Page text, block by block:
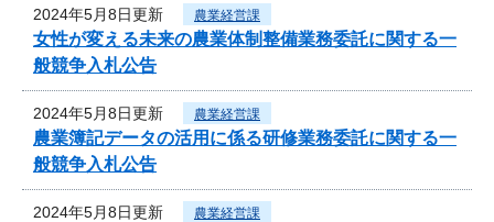
2024年5月8日更新 農業経営課
女性が変える未来の農業体制整備業務委託に関する一
般競争入札公告
2024年5月8日更新 農業経営課
農業簿記データの活用に係る研修業務委託に関する一
般競争入札公告
2024年5月8日更新 農業経営課